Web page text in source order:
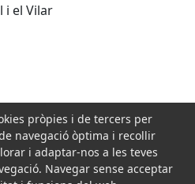
i el Vilar
pròpies i de tercers per
navegació òptima i recollir
i adaptar-nos a les teves
Navegar sense acceptar